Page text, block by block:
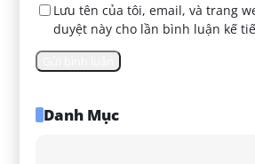
Lưu tên của tôi, email, và trang
duyệt này cho lần bình luận kế
Danh Mục